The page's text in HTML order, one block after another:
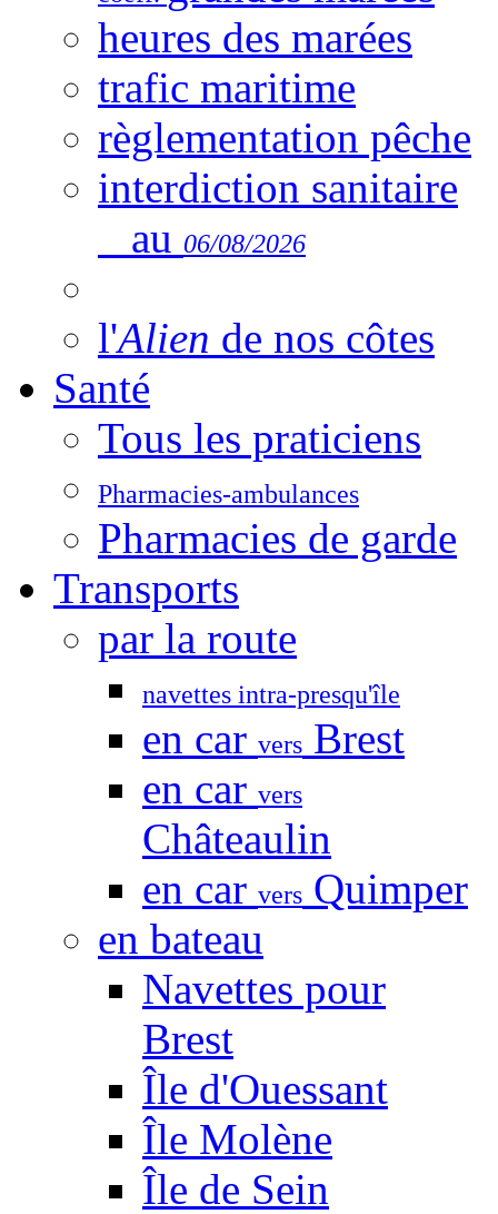
heures des marées
trafic maritime
règlementation pêche
interdiction sanitaire
au 06/08/2026
l'Alien de nos côtes
Santé
Tous les praticiens
Pharmacies-ambulances
Pharmacies de garde
Transports
par la route
navettes intra-presqu'île
en car vers Brest
en car vers
Châteaulin
en car vers Quimper
en bateau
Navettes pour
Brest
Île d'Ouessant
Île Molène
Île de Sein